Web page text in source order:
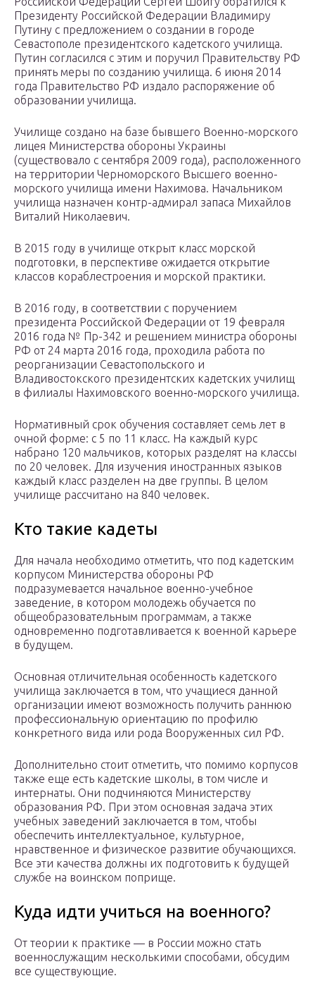
Президенту Российской Федерации Владимиру
Путину с предложением о создании в городе
Севастополе президентского кадетского училища.
Путин согласился с этим и поручил Правительству РФ
принять меры по созданию училища. 6 июня 2014
года Правительство РФ издало распоряжение об
образовании училища.
Училище создано на базе бывшего Военно-морского
лицея Министерства обороны Украины
(существовало с сентября 2009 года), расположенного
на территории Черноморского Высшего военно-
морского училища имени Нахимова. Начальником
училища назначен контр-адмирал запаса Михайлов
Виталий Николаевич.
В 2015 году в училище открыт класс морской
подготовки, в перспективе ожидается открытие
классов кораблестроения и морской практики.
В 2016 году, в соответствии с поручением
президента Российской Федерации от 19 февраля
2016 года № Пр-342 и решением министра обороны
РФ от 24 марта 2016 года, проходила работа по
реорганизации Севастопольского и
Владивостокского президентских кадетских училищ
в филиалы Нахимовского военно-морского училища.
Нормативный срок обучения составляет семь лет в
очной форме: с 5 по 11 класс. На каждый курс
набрано 120 мальчиков, которых разделят на классы
по 20 человек. Для изучения иностранных языков
каждый класс разделен на две группы. В целом
училище рассчитано на 840 человек.
Кто такие кадеты
Для начала необходимо отметить, что под кадетским
корпусом Министерства обороны РФ
подразумевается начальное военно-учебное
заведение, в котором молодежь обучается по
общеобразовательным программам, а также
одновременно подготавливается к военной карьере
в будущем.
Основная отличительная особенность кадетского
училища заключается в том, что учащиеся данной
организации имеют возможность получить раннюю
профессиональную ориентацию по профилю
конкретного вида или рода Вооруженных сил РФ.
Дополнительно стоит отметить, что помимо корпусов
также еще есть кадетские школы, в том числе и
интернаты. Они подчиняются Министерству
образования РФ. При этом основная задача этих
учебных заведений заключается в том, чтобы
обеспечить интеллектуальное, культурное,
нравственное и физическое развитие обучающихся.
Все эти качества должны их подготовить к будущей
службе на воинском поприще.
Куда идти учиться на военного?
От теории к практике — в России можно стать
военнослужащим несколькими способами, обсудим
все существующие.